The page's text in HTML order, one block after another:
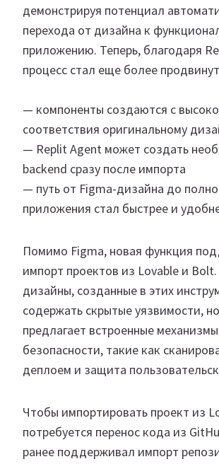
демонстрируя потенциал
перехода от дизайна к
приложению. Теперь, благодаря
процесс стал еще более
— компоненты создаются с
соответствия оригинальному
— Replit Agent может создать
backend сразу после импорта
— путь от Figma-дизайна до
приложения стал быстрее и
Помимо Figma, новая функция
импорт проектов из Lovable и
дизайны, созданные в этих
содержать скрытые уязвимости,
предлагает встроенные механизмы
безопасности, такие как
деплоем и защита
Чтобы импортировать проект из
потребуется перенос кода из
ранее поддерживал импорт